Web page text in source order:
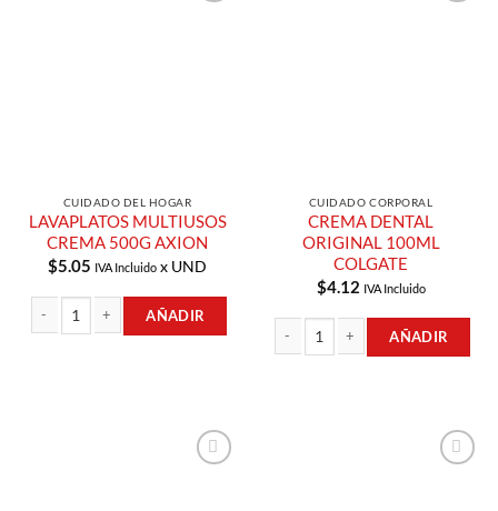
CUIDADO DEL HOGAR
LAVAPLATOS MULTIUSOS
CREMA 500G AXION
$5.05 IVA Incluido x UND
LAVAPLATOS MULTIUSOS CREMA 500G AXION cantidad
AÑADIR
CUIDADO CORPORAL
CREMA DENTAL
ORIGINAL 100ML
COLGATE
$4.12 IVA Incluido
AÑADIR